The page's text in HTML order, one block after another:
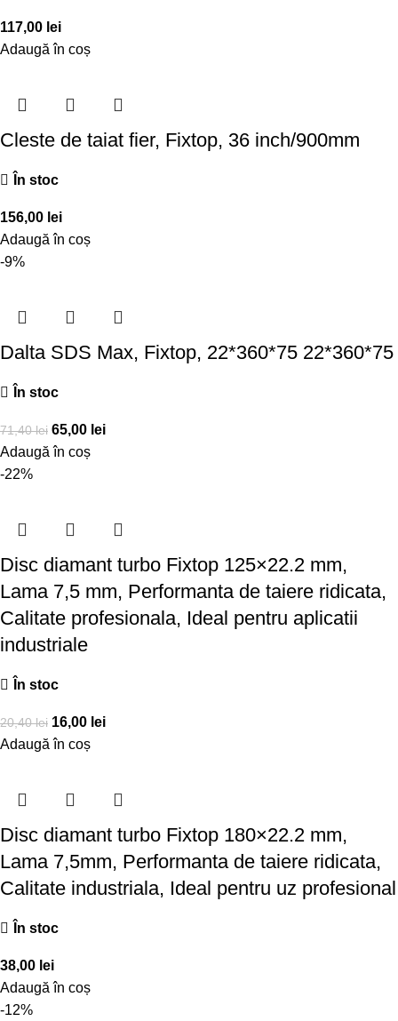
117,00 lei
Adaugă în coș
Cleste de taiat fier, Fixtop, 36 inch/900mm
În stoc
156,00 lei
Adaugă în coș
-9%
Dalta SDS Max, Fixtop, 22*360*75 22*360*75
În stoc
71,40lei 65,00 lei
Adaugă în coș
-22%
Disc diamant turbo Fixtop 125×22.2 mm,
Lama 7,5 mm, Performanta de taiere ridicata,
Calitate profesionala, Ideal pentru aplicatii
industriale
În stoc
20,40lei 16,00 lei
Adaugă în coș
Disc diamant turbo Fixtop 180×22.2 mm,
Lama 7,5mm, Performanta de taiere ridicata,
Calitate industriala, Ideal pentru uz profesional
În stoc
38,00 lei
Adaugă în coș
-12%